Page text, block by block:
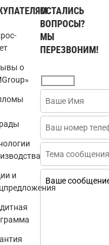
о
и
ОСТАЛИСЬ
ВОПРОСЫ?
МЫ
ПЕРЕЗВОНИМ!